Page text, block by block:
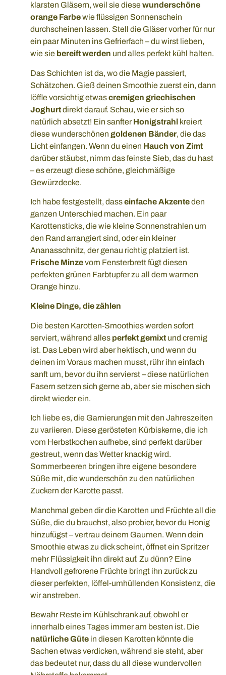
klarsten Gläsern, weil sie diesewunderschöne
orange Farbewie flüssigen Sonnenschein
durchscheinen lassen. Stell die Gläser vorher für nur
ein paar Minuten ins Gefrierfach – du wirst lieben,
wie sie bereift werden und alles perfekt kühl halten.
Das Schichten ist da, wo die Magie passiert,
Schätzchen. Gieß deinen Smoothie zuerst ein, dann
löffle vorsichtig etwascremigen griechischen
Joghurtdirekt darauf. Schau, wie er sich so
natürlich absetzt! Ein sanfterHonigstrahl kreiert
diese wunderschönen goldenen Bänder, die das
Licht einfangen. Wenn du einen Hauch von Zimt
darüber stäubst, nimm das feinste Sieb, das du hast
– es erzeugt diese schöne, gleichmäßige
Gewürzdecke.
Ich habe festgestellt, dasseinfache Akzenteden
ganzen Unterschied machen. Ein paar
Karottensticks, die wie kleine Sonnenstrahlen um
den Rand arrangiert sind, oder ein kleiner
Ananasschnitz, der genau richtig platziert ist.
Frische Minzevom Fensterbrett fügt diesen
perfekten grünen Farbtupfer zu all dem warmen
Orange hinzu.
Kleine Dinge, die zählen
Die besten Karotten-Smoothies werden sofort
serviert, während alles perfekt gemixt und cremig
ist. Das Leben wird aber hektisch, und wenn du
deinen im Voraus machen musst, rühr ihn einfach
sanft um, bevor du ihn servierst – diese natürlichen
Fasern setzen sich gerne ab, aber sie mischen sich
direkt wieder ein.
Ich liebe es, die Garnierungen mit den Jahreszeiten
zu variieren. Diese gerösteten Kürbiskerne, die ich
vom Herbstkochen aufhebe, sind perfekt darüber
gestreut, wenn das Wetter knackig wird.
Sommerbeeren bringen ihre eigene besondere
Süße mit, die wunderschön zu den natürlichen
Zuckern der Karotte passt.
Manchmal geben dir die Karotten und Früchte all die
Süße, die du brauchst, also probier, bevor du Honig
hinzufügst – vertrau deinem Gaumen. Wenn dein
Smoothie etwas zu dick scheint, öffnet ein Spritzer
mehr Flüssigkeit ihn direkt auf. Zu dünn? Eine
Handvoll gefrorene Früchte bringt ihn zurück zu
dieser perfekten, löffel-umhüllenden Konsistenz, die
wir anstreben.
Bewahr Reste im Kühlschrank auf, obwohl er
innerhalb eines Tages immer am besten ist. Die
natürliche Güte in diesen Karotten könnte die
Sachen etwas verdicken, während sie steht, aber
das bedeutet nur, dass du all diese wundervollen